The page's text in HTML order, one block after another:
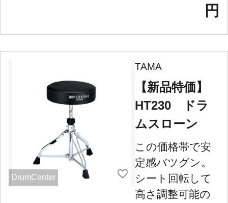
円
DrumCenter
TAMA
【新品特価】
HT230 ドラ
ムスローン
この価格帯で安
定感バツグン。
シート回転して
高さ調整可能の